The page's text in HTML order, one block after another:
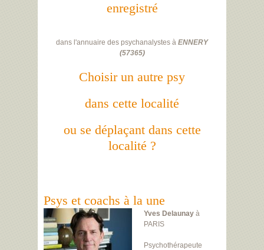
enregistré
dans l'annuaire des psychanalystes à ENNERY
(57365)
Choisir un autre psy
dans cette localité
ou se déplaçant dans cette
localité ?
Psys et coachs à la une
Yves Delaunay à
PARIS
Psychothérapeute